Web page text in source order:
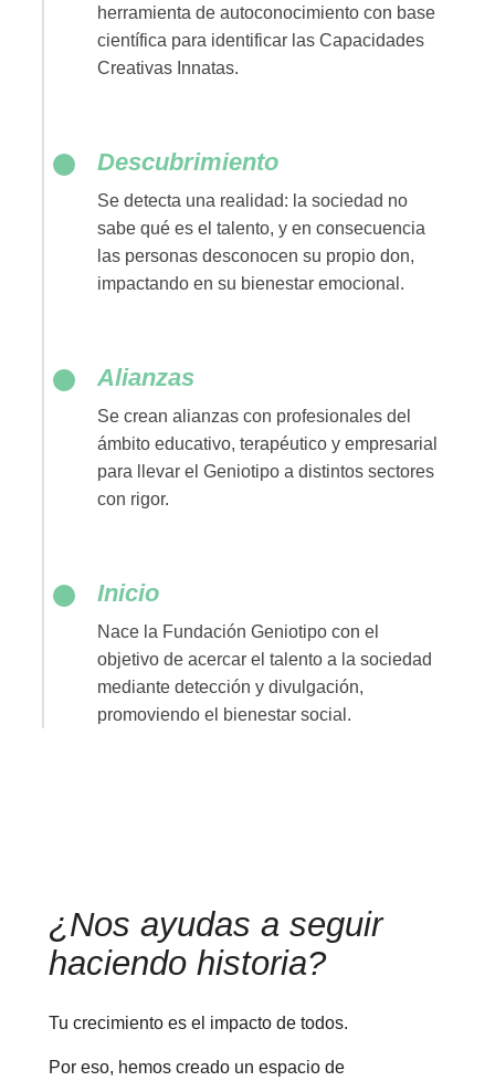
herramienta de autoconocimiento con base
científica para identificar las Capacidades
Creativas Innatas.
Descubrimiento
Se detecta una realidad: la sociedad no
sabe qué es el talento, y en consecuencia
las personas desconocen su propio don,
impactando en su bienestar emocional.
Alianzas
Se crean alianzas con profesionales del
ámbito educativo, terapéutico y empresarial
para llevar el Geniotipo a distintos sectores
con rigor.
Inicio
Nace la Fundación Geniotipo con el
objetivo de acercar el talento a la sociedad
mediante detección y divulgación,
promoviendo el bienestar social.
¿Nos ayudas a seguir
haciendo historia?
Tu crecimiento es el impacto de todos.
Por eso, hemos creado un espacio de